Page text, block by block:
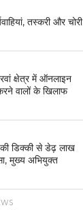
तस्करी और चोरी
क्षेत्र में ऑनलाइन
वालों के खिलाफ
डिक्की से डेढ़ लाख
मुख्य अभियुक्त